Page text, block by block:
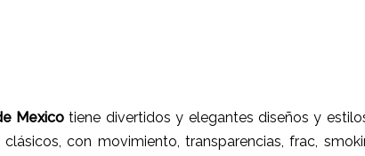
Mexico tiene divertidos y elegantes diseños y
con movimiento, transparencias, frac,